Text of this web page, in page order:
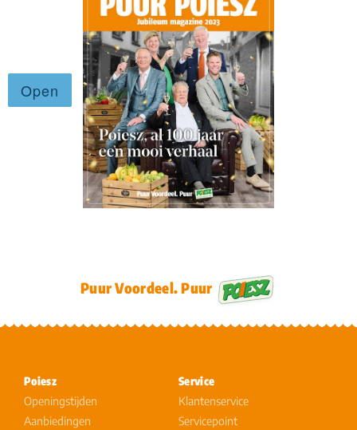
Puur Voordeel. Puur
Poiesz
Openingstijden
Aanbiedingen
Service
Klantenservice
Servicepoint